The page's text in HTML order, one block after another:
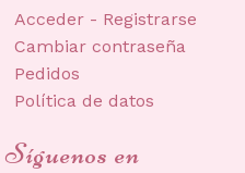
Síguenos en
Acceder - Registrarse
Cambiar contraseña
Pedidos
Política de datos